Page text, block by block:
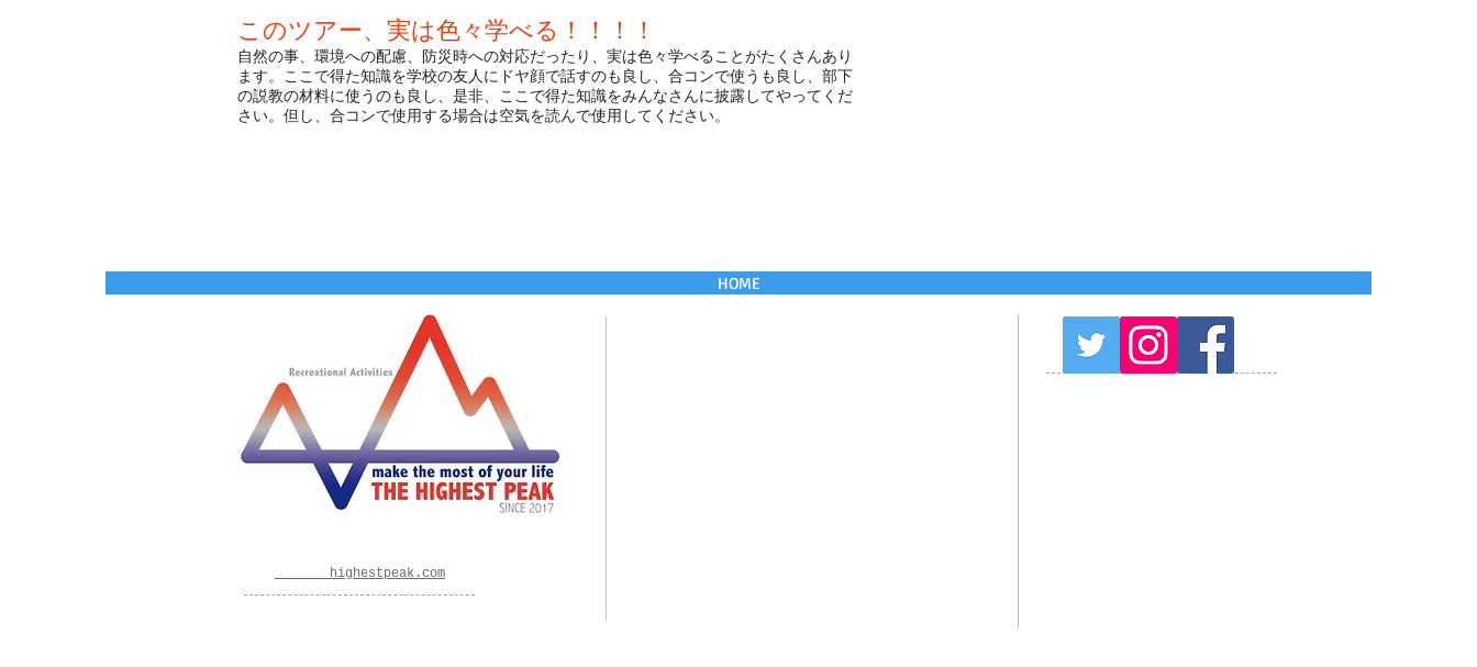
このツアー、実は色々学べる！！！！
自然の事、環境への配慮、防災時への対応だったり、実は色々学べることがたくさんあり
ます。ここで得た知識を学校の友人にドヤ顔で話すのも良し、合コンで使うも良し、部下
の説教の材料に使うのも良し、是非、ここで得た知識をみんなさんに披露してやってくだ
さい。但し、合コンで使用する場合は空気を読んで使用してください。
HOME
highestpeak.com